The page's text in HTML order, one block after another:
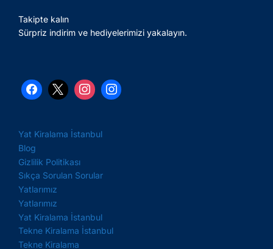
Takipte kalın
Sürpriz indirim ve hediyelerimizi yakalayın.
Yat Kiralama İstanbul
Blog
Gizlilik Politikası
Sıkça Sorulan Sorular
Yatlarımız
Yatlarımız
Yat Kiralama İstanbul
Tekne Kiralama İstanbul
Tekne Kiralama